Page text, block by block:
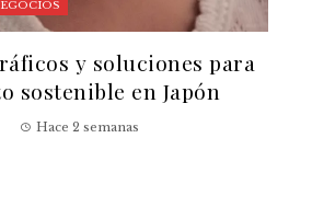
y soluciones para
sostenible en Japón
Hace 2 semanas